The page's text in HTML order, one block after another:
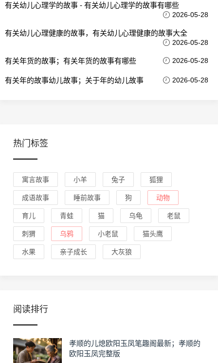
有关幼儿心理学的故事 - 有关幼儿心理学的故事有哪些
2026-05-28
有关幼儿心理健康的故事，有关幼儿心理健康的故事大全
2026-05-28
有关年货的故事；有关年货的故事有哪些 2026-05-28
有关年的故事幼儿故事；关于年的幼儿故事 2026-05-28
热门标签
寓言故事 小羊 兔子 狐狸
成语故事 睡前故事 狗 动物
育儿 青蛙 猫 乌龟 老鼠
刺猬 乌鸦 小老鼠 猫头鹰
水果 亲子成长 大灰狼
阅读排行
孝顺的儿熄欧阳玉凤笔趣阁最新；孝顺的
欧阳玉凤完整版